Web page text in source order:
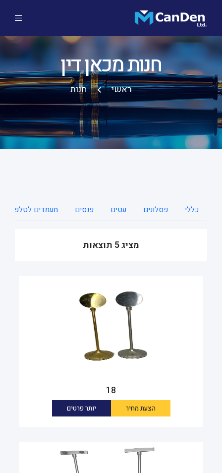
חנות מכאן דין
ראשי חנות
כללי פסלונים עטים פנסים מעמדים לטלפונים
מציג 5 תוצאות
18
הצעת מחיר יותר פרטים